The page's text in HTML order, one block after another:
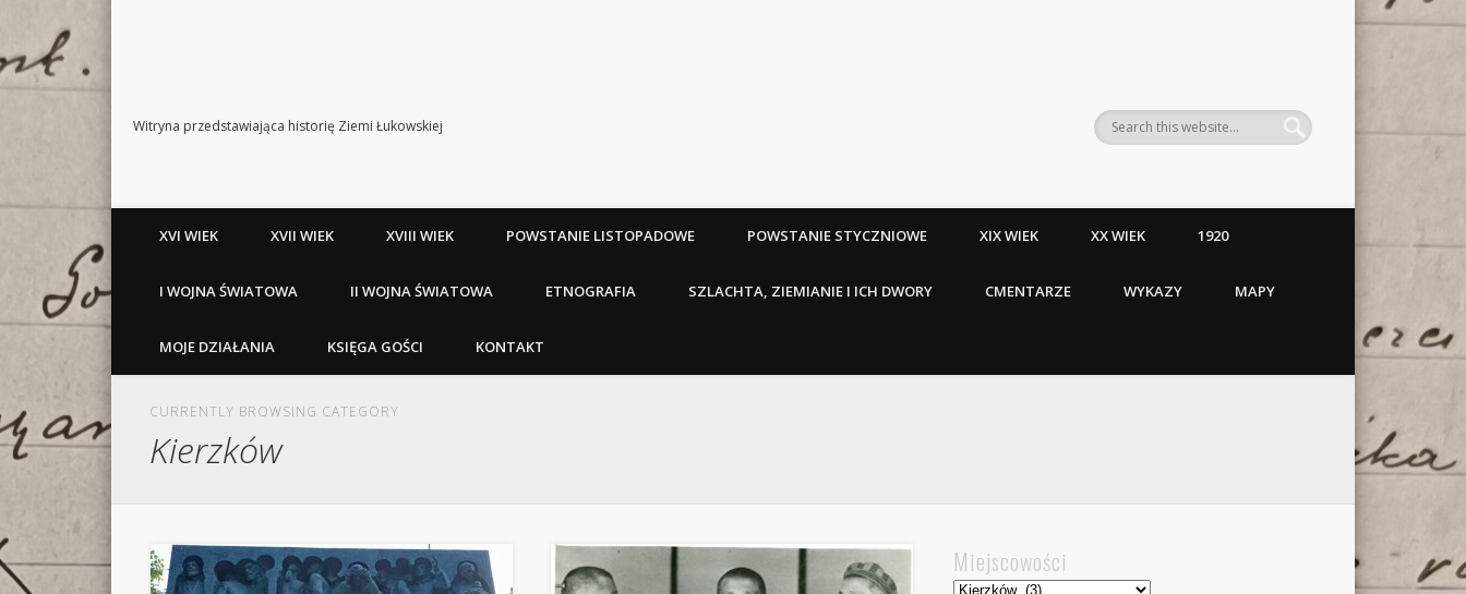
Witryna przedstawiająca historię Ziemi Łukowskiej
XVI WIEK XVII WIEK XVIII WIEK POWSTANIE LISTOPADOWE POWSTANIE STYCZNIOWE XIX WIEK XX WIEK 1920
I WOJNA ŚWIATOWA II WOJNA ŚWIATOWA ETNOGRAFIA SZLACHTA, ZIEMIANIE I ICH DWORY CMENTARZE WYKAZY MAPY
MOJE DZIAŁANIA KSIĘGA GOŚCI KONTAKT
CURRENTLY BROWSING CATEGORY
Kierzków
Miejscowości
Miejscowości